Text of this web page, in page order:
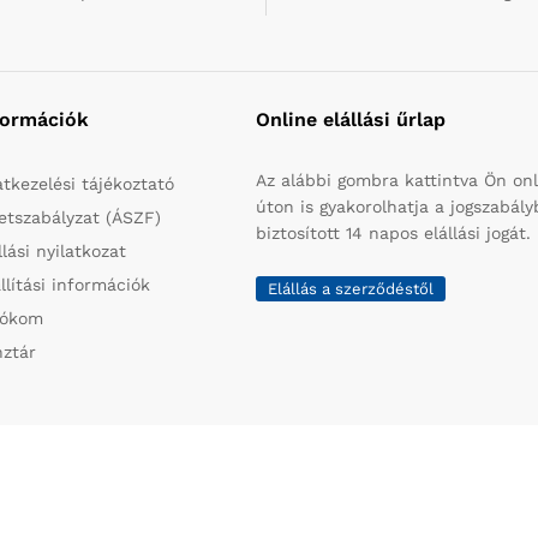
tájékoztató
(ÁSZF)
nyilatkozat
információk
Online elállási űrlap
Az alábbi gombra kattintva Ön
úton is gyakorolhatja a
biztosított 14 napos elállási jogát.
Elállás a szerződéstől